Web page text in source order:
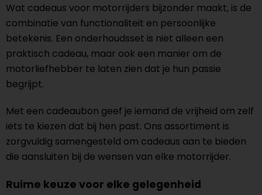
Wat cadeaus voor motorrijders bijzonder maakt, is de
combinatie van functionaliteit en persoonlijke
betekenis. Een onderhoudsset is niet alleen een
praktisch cadeau, maar ook een manier om de
motorliefhebber te laten zien dat je hun passie
begrijpt.
Met een cadeaubon geef je iemand de vrijheid om zelf
iets te kiezen dat bij hen past. Ons assortiment is
zorgvuldig samengesteld om cadeaus aan te bieden
die aansluiten bij de wensen van elke motorrijder.
Ruime keuze voor elke gelegenheid